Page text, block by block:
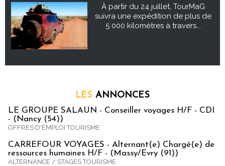
À partir du 24 juillet, TourMaG
suivra une expédition de plus de
5 000 kilomètres à travers...
LES ANNONCES
LE GROUPE SALAUN - Conseiller voyages H/F - CDI
- (Nancy (54))
OFFRES D'EMPLOI TOURISME
CARREFOUR VOYAGES - Alternant(e) Chargé(e) de
ressources humaines H/F - (Massy/Evry (91))
ALTERNANCE / STAGES TOURISME